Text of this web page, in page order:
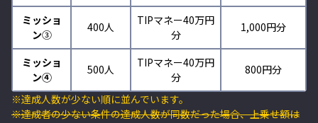
ミッショ
ン③
400人 TIPマネー40万円
分
1,000円分
ミッショ
ン④
500人
TIPマネー40万円
分
800円分
※達成人数が少ない順に並んでいます。
※達成者の少ない条件の達成人数が同数だった場合、上乗せ額は